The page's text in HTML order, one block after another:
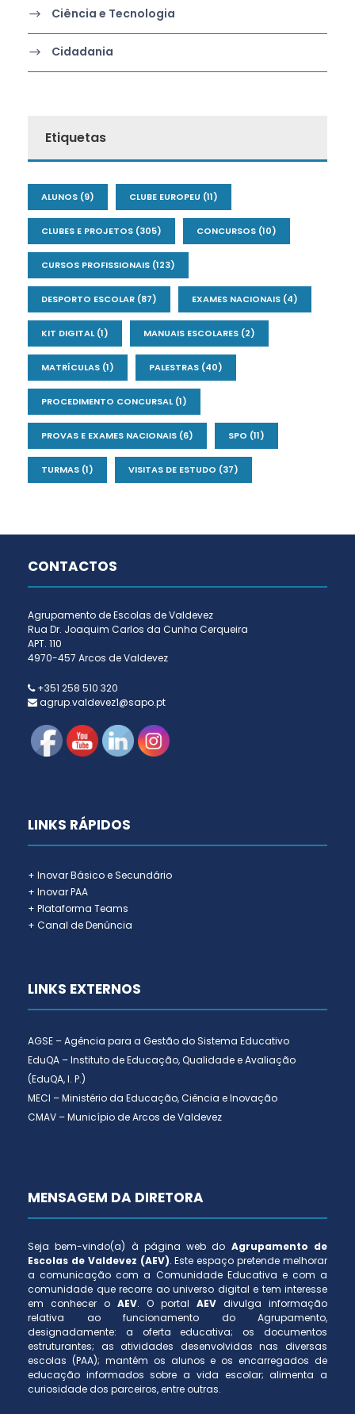
Ciência e Tecnologia
Cidadania
Etiquetas
ALUNOS (9) CLUBE EUROPEU (11)
CLUBES E PROJETOS (305) CONCURSOS (10)
CURSOS PROFISSIONAIS (123)
DESPORTO ESCOLAR (87) EXAMES NACIONAIS (4)
KIT DIGITAL(1) MANUAIS ESCOLARES (2)
MATRÍCULAS (1) PALESTRAS (40)
PROCEDIMENTO CONCURSAL(1)
PROVAS E EXAMES NACIONAIS (6) SPO (11)
TURMAS (1) VISITAS DE ESTUDO (37)
CONTACTOS
Agrupamento de Escolas de Valdevez
Rua Dr. Joaquim Carlos da Cunha Cerqueira
APT. 110
4970-457 Arcos de Valdevez
+351 258 510 320
agrup.valdevez1@sapo.pt
LINKS RÁPIDOS
+ Inovar Básico e Secundário
+ Inovar PAA
+ Plataforma Teams
+ Canal de Denúncia
LINKS EXTERNOS
AGSE – Agência para a Gestão do Sistema Educativo
EduQA – Instituto de Educação, Qualidade e Avaliação
(EduQA, I. P.)
MECI – Ministério da Educação, Ciência e Inovação
CMAV – Município de Arcos de Valdevez
MENSAGEM DA DIRETORA
Seja bem-vindo(a) à página web do Agrupamento de
Escolas de Valdevez (AEV). Este espaço pretende melhorar
a comunicação com a Comunidade Educativa e com a
comunidade que recorre ao universo digital e tem interesse
em conhecer o AEV. O portal AEV divulga informação
relativa ao funcionamento do Agrupamento,
designadamente: a oferta educativa; os documentos
estruturantes; as atividades desenvolvidas nas diversas
escolas (PAA); mantém os alunos e os encarregados de
educação informados sobre a vida escolar; alimenta a
curiosidade dos parceiros, entre outras.